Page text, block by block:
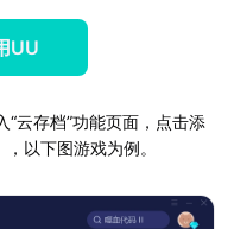
UU
云存档”功能页面，点击添
以下图游戏为例。